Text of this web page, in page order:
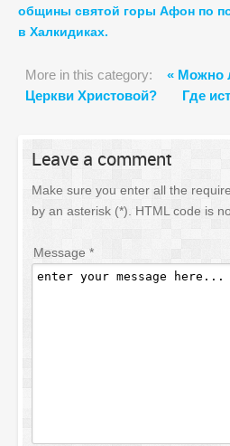
общины святой горы Афон по
в Халкидиках.
More in this category:
« Можно
Церкви Христовой?
Где
Leave a comment
Make sure you enter all the
by an asterisk (*). HTML code is
Message *